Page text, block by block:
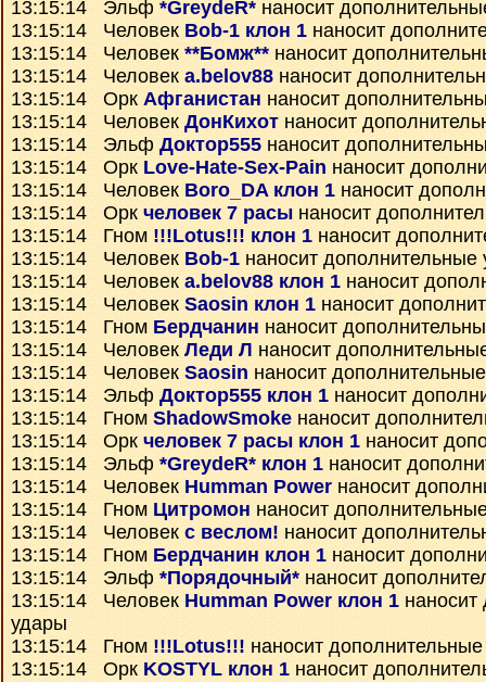
13:15:14 Эльф *GreydeR* наносит
13:15:14 Человек Bob-1 клон 1 наносит
13:15:14 Человек **Бомж** наносит
13:15:14 Человек a.belov88 наносит
13:15:14 Орк Афганистан наносит
13:15:14 Человек ДонКихот наносит
13:15:14 Эльф Доктор555 наносит
13:15:14 Орк Love-Hate-Sex-Pain наносит
13:15:14 Человек Boro_DA клон 1 наносит
13:15:14 Орк человек 7 расы наносит
13:15:14 Гном !!!Lotus!!! клон 1 наносит
13:15:14 Человек Bob-1 наносит дополнительные
13:15:14 Человек a.belov88 клон 1 наносит
13:15:14 Человек Saosin клон 1 наносит
13:15:14 Гном Бердчанин наносит
13:15:14 Человек Леди Л наносит
13:15:14 Человек Saosin наносит
13:15:14 Эльф Доктор555 клон 1 наносит
13:15:14 Гном ShadowSmoke наносит
13:15:14 Орк человек 7 расы клон 1 наносит
13:15:14 Эльф *GreydeR* клон 1 наносит
13:15:14 Человек Humman Power наносит
13:15:14 Гном Цитромон наносит
13:15:14 Человек с веслом! наносит
13:15:14 Гном Бердчанин клон 1 наносит
13:15:14 Эльф *Порядочный* наносит
13:15:14 Человек Humman Power клон 1
удары
13:15:14 Гном !!!Lotus!!! наносит
13:15:14 Орк KOSTYL клон 1 наносит